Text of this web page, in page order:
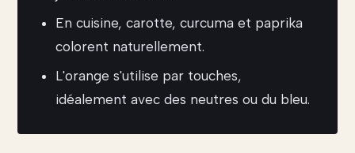
En cuisine, carotte, curcuma et paprika
colorent naturellement.
L'orange s'utilise par touches,
idéalement avec des neutres ou du bleu.